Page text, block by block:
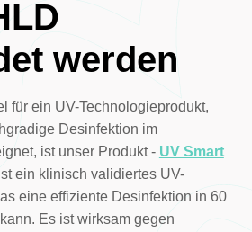
werden
für ein UV-Technologieprodukt,
Desinfektion im
ist unser Produkt - UV Smart
ein klinisch validiertes UV-
eine effiziente Desinfektion in 60
Es ist wirksam gegen